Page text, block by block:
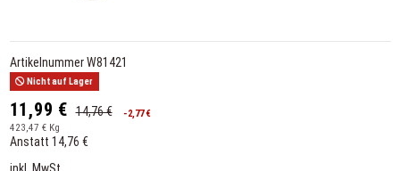
Artikelnummer W81421
Nicht auf Lager
11,99 € 14,76 €
-2,77 €
423,47 € Kg
Anstatt 14,76 €